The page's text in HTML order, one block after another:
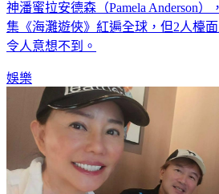
神潘蜜拉安德森（Pamela Anderson
集《海灘遊俠》紅遍全球，但2人檯
令人意想不到。
娛樂